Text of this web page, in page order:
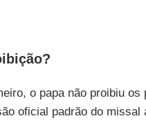
o papa não proibiu
oficial padrão do missal